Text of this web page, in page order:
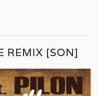
REMIX [SON]